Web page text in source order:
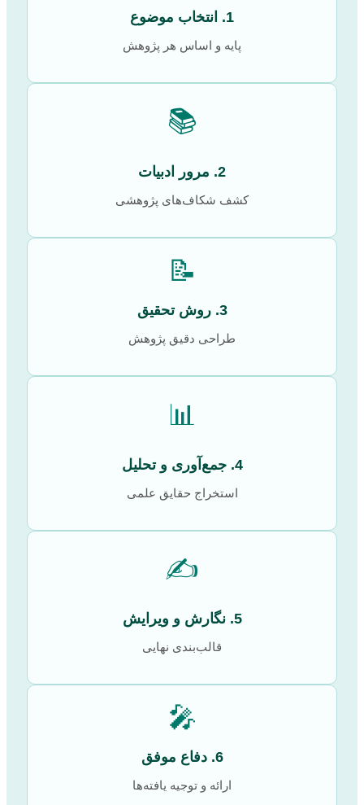
1. انتخاب موضوع
پایه و اساس هر پژوهش
📚
2. مرور ادبیات
کشف شکاف‌های پژوهشی
📝
3. روش تحقیق
طراحی دقیق پژوهش
📊
4. جمع‌آوری و تحلیل
استخراج حقایق علمی
✍️
5. نگارش و ویرایش
قالب‌بندی نهایی
🎤
6. دفاع موفق
ارائه و توجیه یافته‌ها